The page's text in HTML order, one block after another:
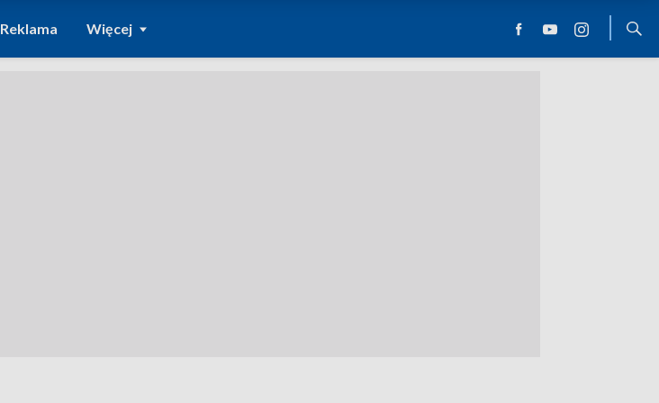
Reklama Więcej